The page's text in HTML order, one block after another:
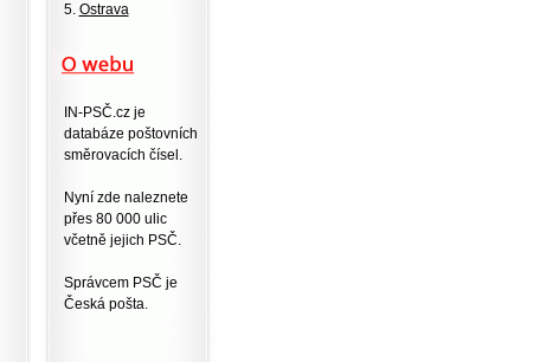
5. Ostrava
IN-PSČ.cz je
databáze poštovních
směrovacích čísel.
Nyní zde naleznete
přes 80 000 ulic
včetně jejich PSČ.
Správcem PSČ je
Česká pošta.